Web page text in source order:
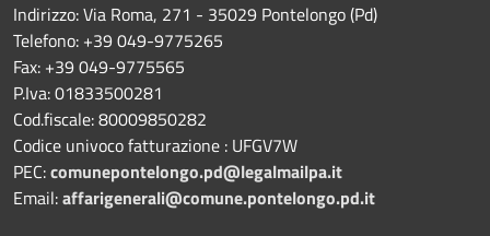
Indirizzo: Via Roma, 271 - 35029 Pontelongo (Pd)
Telefono: +39 049-9775265
Fax: +39 049-9775565
P.Iva: 01833500281
Cod.fiscale: 80009850282
Codice univoco fatturazione : UFGV7W
PEC:comunepontelongo.pd@legalmailpa.it
Email:affarigenerali@comune.pontelongo.pd.it